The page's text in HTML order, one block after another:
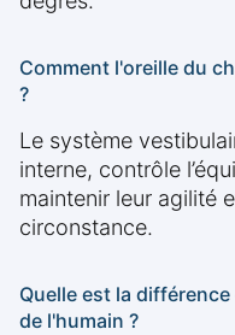
Comment l'oreille du
?
Le système
interne, contrôle
maintenir leur agilité
circonstance.
Quelle est la
de l'humain ?